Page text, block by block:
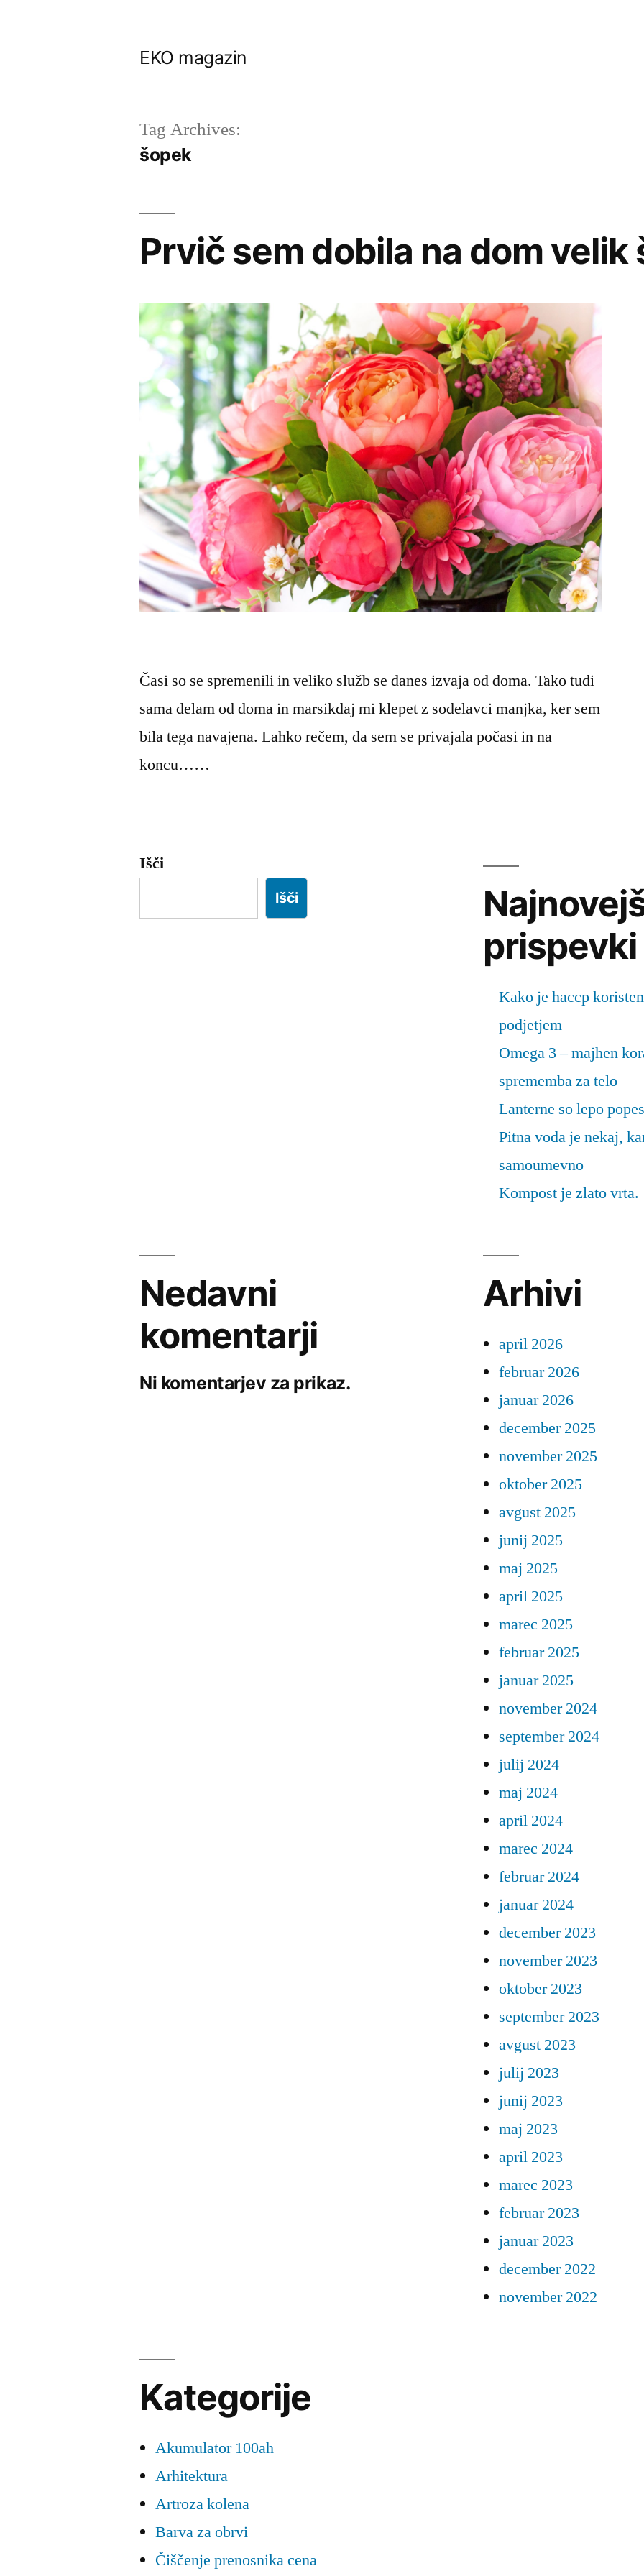
EKO magazin
Tag Archives:
šopek
Prvič sem dobila na dom velik
Časi so se spremenili in veliko služb se danes izvaja od doma. Tako tudi
sama delam od doma in marsikdaj mi klepet z sodelavci manjka, ker sem
bila tega navajena. Lahko rečem, da sem se privajala počasi in na
koncu……
Išči
Išči
prispevki
Kako je haccp
podjetjem
Omega 3 – majhen
sprememba za telo
Lanterne so lepo
Pitna voda je nekaj,
samoumevno
Kompost je zlato vrta.
Nedavni
komentarji
Ni komentarjev za prikaz.
Arhivi
april 2026
februar 2026
januar 2026
december 2025
november 2025
oktober 2025
avgust 2025
junij 2025
maj 2025
april 2025
marec 2025
februar 2025
januar 2025
november 2024
september 2024
julij 2024
maj 2024
april 2024
marec 2024
februar 2024
januar 2024
december 2023
november 2023
oktober 2023
september 2023
avgust 2023
julij 2023
junij 2023
maj 2023
april 2023
marec 2023
februar 2023
januar 2023
december 2022
november 2022
Kategorije
Akumulator 100ah
Arhitektura
Artroza kolena
Barva za obrvi
Čiščenje prenosnika cena